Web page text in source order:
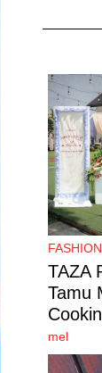
TAZA
Tamu
mel